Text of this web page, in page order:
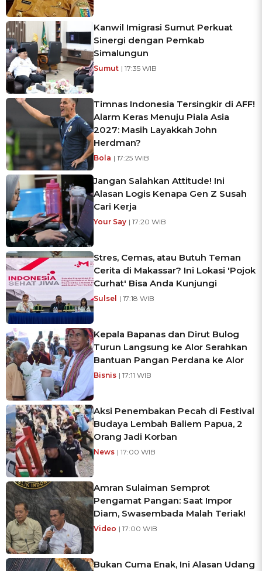
Kanwil Imigrasi Sumut Perkuat
Sinergi dengan Pemkab
Simalungun
Sumut | 17:35 WIB
Timnas Indonesia Tersingkir di AFF!
Alarm Keras Menuju Piala Asia
2027: Masih Layakkah John
Herdman?
Bola | 17:25 WIB
Jangan Salahkan Attitude! Ini
Alasan Logis Kenapa Gen Z Susah
Cari Kerja
Your Say | 17:20 WIB
Stres, Cemas, atau Butuh Teman
Cerita di Makassar? Ini Lokasi 'Pojok
Curhat' Bisa Anda Kunjungi
Sulsel | 17:18 WIB
Kepala Bapanas dan Dirut Bulog
Turun Langsung ke Alor Serahkan
Bantuan Pangan Perdana ke Alor
Bisnis | 17:11 WIB
Aksi Penembakan Pecah di Festival
Budaya Lembah Baliem Papua, 2
Orang Jadi Korban
News | 17:00 WIB
Amran Sulaiman Semprot
Pengamat Pangan: Saat Impor
Diam, Swasembada Malah Teriak!
Video | 17:00 WIB
Bukan Cuma Enak, Ini Alasan Udang